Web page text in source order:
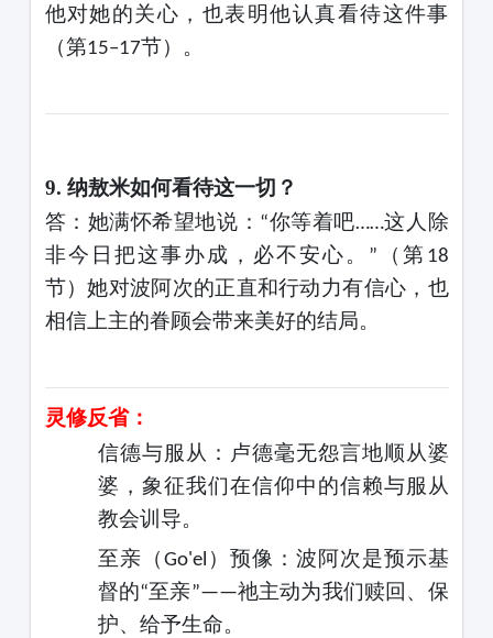
他对她的关心，也表明他认真看待这件事
（第15–17节）。
9. 纳敖米如何看待这一切？
答：她满怀希望地说： “你等着吧……这人除
非今日把这事办成，必不安心。 ” （第 18
节）她对波阿次的正直和行动力有信心，也
相信上主的眷顾会带来美好的结局。
灵修反省：
信德与服从 ：卢德毫无怨言地顺从婆
婆，象征我们在信仰中的信赖与服从
教会训导。
至亲（ Go'el ）预像：波阿次是预示基
督的“至亲”——祂主动为我们赎回、保
护、给予生命。